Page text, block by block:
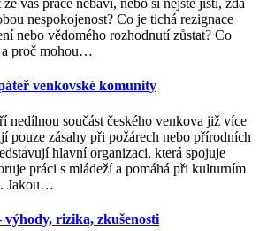
vás práce nebaví, nebo si nejste jistí, zda
nespokojenost? Co je tichá rezignace
nebo vědomého rozhodnutí zůstat? Co
proč mohou…
venkovské komunity
nedílnou součást českého venkova již více
pouze zásahy při požárech nebo přírodních
hlavní organizaci, která spojuje
práci s mládeží a pomáhá při kulturním
Jakou…
výhody, rizika, zkušenosti